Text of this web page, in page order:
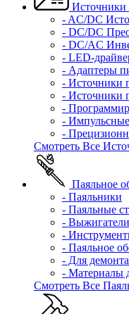
Источники
- AC/DC
- DC/DC
- DC/AC
- LED-
- Адаптеры
- Источники
- Источники
-
-
-
Смотреть Все
Паяльное
- Паяльники
- Паяльные
- Выжигатели
-
- Паяльное
- Для
- Материалы
Смотреть Все